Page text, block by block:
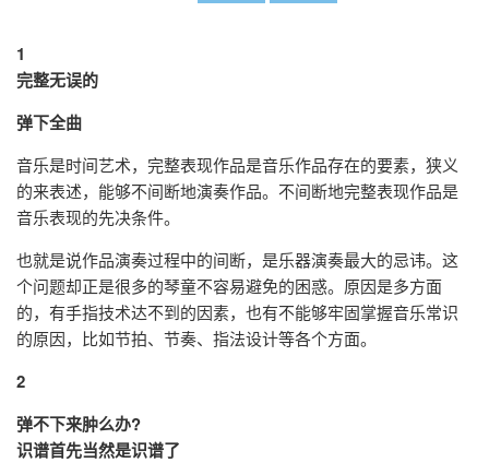
1
完整无误的
弹下全曲
音乐是时间艺术，完整表现作品是音乐作品存在的要素，狭义
的来表述，能够不间断地演奏作品。不间断地完整表现作品是
音乐表现的先决条件。
也就是说作品演奏过程中的间断，是乐器演奏最大的忌讳。这
个问题却正是很多的琴童不容易避免的困惑。原因是多方面
的，有手指技术达不到的因素，也有不能够牢固掌握音乐常识
的原因，比如节拍、节奏、指法设计等各个方面。
2
弹不下来肿么办?
识谱首先当然是识谱了